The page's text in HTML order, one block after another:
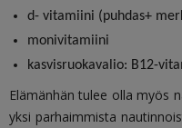
d- vitamiini (puhdas+
monivitamiini
kasvisruokavalio: B12-
Elämänhän tulee olla myös
yksi parhaimmista